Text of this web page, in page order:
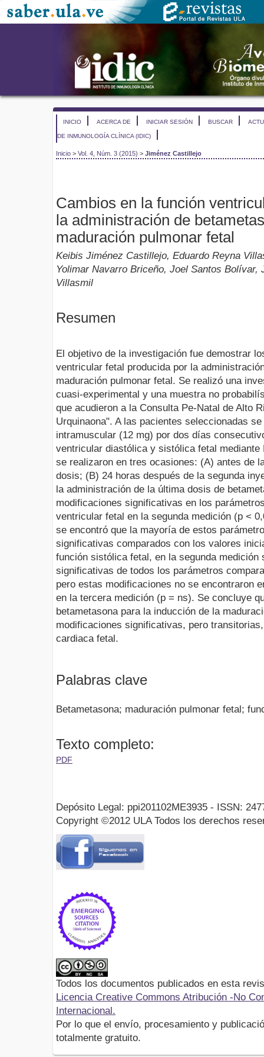
INICIO ACERCA DE INICIAR SESIÓN BUSCAR
DE INMUNOLOGÍA CLÍNICA (IDIC)
Inicio > Vol. 4, Núm. 3 (2015) > Jiménez Castillejo
Cambios en la función
la administración de
maduración pulmonar fetal
Keibis Jiménez Castillejo, Eduardo Reyna
Yolimar Navarro Briceño, Joel Santos
Villasmil
Resumen
El objetivo de la investigación fue demostrar
ventricular fetal producida por la
maduración pulmonar fetal. Se realizó una
cuasi-experimental y una muestra no
que acudieron a la Consulta Pe-Natal de Alto
Urquinaona". A las pacientes seleccionadas
intramuscular (12 mg) por dos días
ventricular diastólica y sistólica fetal mediante
se realizaron en tres ocasiones: (A) antes de
dosis; (B) 24 horas después de la segunda
la administración de la última dosis de
modificaciones significativas en los
ventricular fetal en la segunda medición (p <
se encontró que la mayoría de estos
significativas comparados con los valores
función sistólica fetal, en la segunda medición
significativas de todos los parámetros
pero estas modificaciones no se encontraron
en la tercera medición (p = ns). Se concluye
betametasona para la inducción de la
modificaciones significativas, pero
cardiaca fetal.
Palabras clave
Betametasona; maduración pulmonar fetal;
Texto completo:
PDF
Depósito Legal: ppi201102ME3935 - ISSN:
Copyright ©2012 ULA Todos los derechos
Todos los documentos publicados en esta
Licencia Creative Commons Atribución -No
Internacional.
Por lo que el envío, procesamiento y
totalmente gratuito.